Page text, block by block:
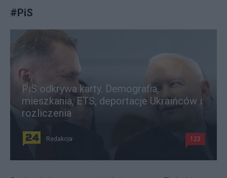
#PiS
PiS odkrywa karty. Demografia,
mieszkania, ETS, deportacje Ukraińców i
rozliczenia
Redakcja 123